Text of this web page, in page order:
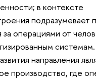
в контексте
подразумевает
за операциями от
направления
производство, где